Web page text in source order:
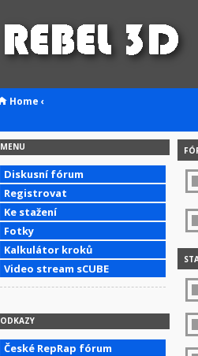
Home ‹
MENU
Diskusní fórum
Registrovat
Ke stažení
Fotky
Kalkulátor kroků
Video stream sCUBE
ODKAZY
České RepRap fórum